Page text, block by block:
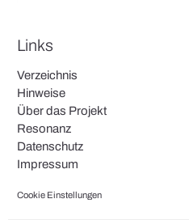
Links
Verzeichnis
Hinweise
Über das Projekt
Resonanz
Datenschutz
Impressum
Cookie Einstellungen